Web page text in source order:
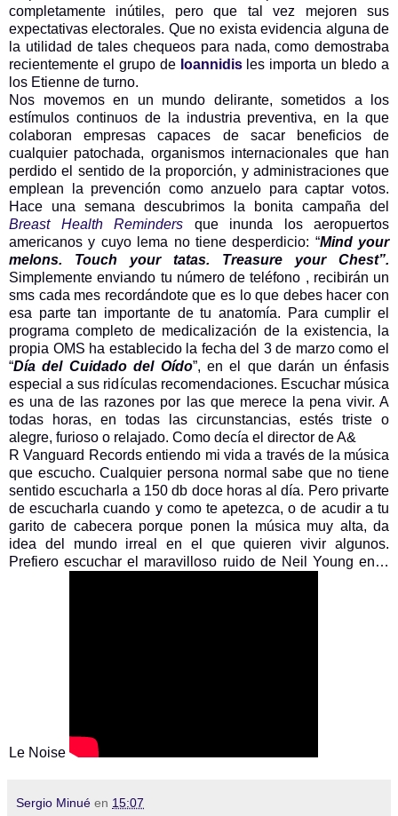
completamente inútiles, pero que tal vez mejoren sus
expectativas electorales. Que no exista evidencia alguna de
la utilidad de tales chequeos para nada, como demostraba
recientemente el grupo de Ioannidisles importa un bledo a
los Etienne de turno.
Nos movemos en un mundo delirante, sometidos a los
estímulos continuos de la industria preventiva, en la que
colaboran empresas capaces de sacar beneficios de
cualquier patochada, organismos internacionales que han
perdido el sentido de la proporción, y administraciones que
emplean la prevención como anzuelo para captar votos.
Hace una semana descubrimos la bonita campaña del
Breast Health Reminders que inunda los aeropuertos
americanos y cuyo lema no tiene desperdicio: “Mind your
melons. Touch your tatas. Treasure your Chest”.
Simplemente enviando tu número de teléfono , recibirán un
sms cada mes recordándote que es lo que debes hacer con
esa parte tan importante de tu anatomía. Para cumplir el
programa completo de medicalización de la existencia, la
propia OMS ha establecido la fecha del 3 de marzo como el
“Día del Cuidado del Oído”, en el que darán un énfasis
especial a sus ridículas recomendaciones. Escuchar música
es una de las razones por las que merece la pena vivir. A
todas horas, en todas las circunstancias, estés triste o
alegre, furioso o relajado. Como decía el director de A&
R Vanguard Records entiendo mi vida a través de la música
que escucho. Cualquier persona normal sabe que no tiene
sentido escucharla a 150 db doce horas al día. Pero privarte
de escucharla cuando y como te apetezca, o de acudir a tu
garito de cabecera porque ponen la música muy alta, da
idea del mundo irreal en el que quieren vivir algunos.
Prefiero escuchar el maravilloso ruido de Neil Young en…
Le Noise
Sergio Minué en 15:07